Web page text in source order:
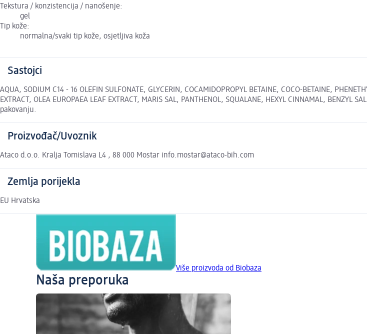
Tekstura / konzistencija / nanošenje:
gel
Tip kože:
normalna/svaki tip kože, osjetljiva koža
Sastojci
AQUA, SODIUM C14 - 16 OLEFIN SULFONATE, GLYCERIN, COCAMIDOPROPYL BETAINE, COCO-BETAINE,
EXTRACT, OLEA EUROPAEA LEAF EXTRACT, MARIS SAL, PANTHENOL, SQUALANE, HEXYL CINNAMAL,
pakovanju.
Proizvođač/Uvoznik
Ataco d.o.o. Kralja Tomislava L4 , 88 000 Mostar info.mostar@ataco-bih.com
Zemlja porijekla
EU Hrvatska
Više proizvoda od Biobaza
Naša preporuka